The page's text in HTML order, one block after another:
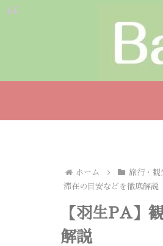
ホーム 旅行・観
滞在の目安などを徹底解説
【羽生PA】
解説